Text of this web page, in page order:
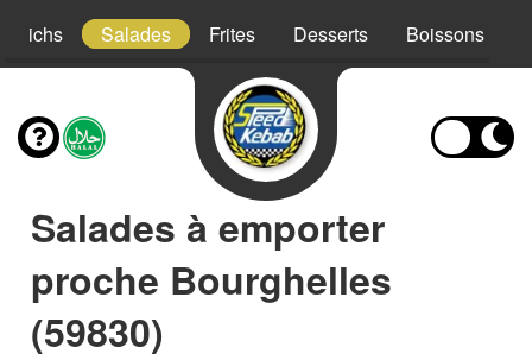
Salades Frites Desserts Boissons
Salades à emporter
proche Bourghelles
(59830)